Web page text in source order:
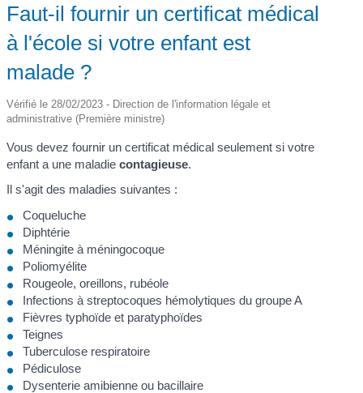
Faut-il fournir un certificat médical
à l'école si votre enfant est
malade ?
Vérifié le 28/02/2023 - Direction de l'information légale et
administrative (Première ministre)
Vous devez fournir un certificat médical seulement si votre
enfant a une maladiecontagieuse.
Il s'agit des maladies suivantes :
Coqueluche
Diphtérie
Méningite à méningocoque
Poliomyélite
Rougeole, oreillons, rubéole
Infections à streptocoques hémolytiques du groupe A
Fièvres typhoïde et paratyphoïdes
Teignes
Tuberculose respiratoire
Pédiculose
Dysenterie amibienne ou bacillaire